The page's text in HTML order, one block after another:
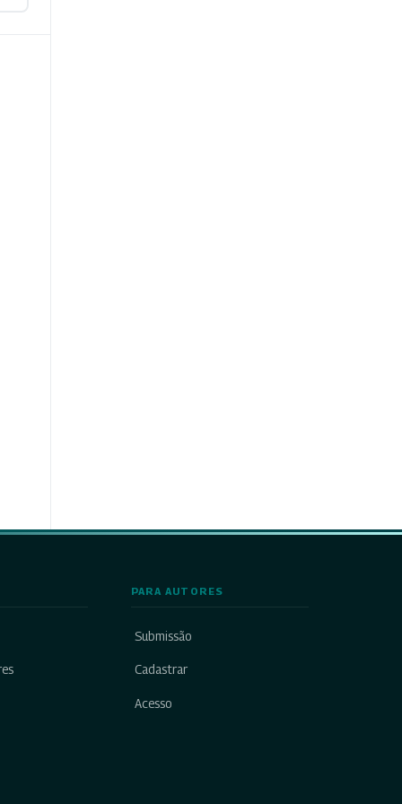
PARA AUTORES
Submissão
Cadastrar
Acesso